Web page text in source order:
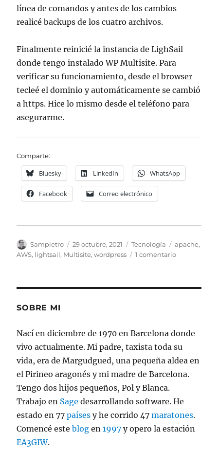
línea de comandos y antes de los cambios
realicé backups de los cuatro archivos.
Finalmente reinicié la instancia de LighSail
donde tengo instalado WP Multisite. Para
verificar su funcionamiento, desde el browser
tecleé el dominio y automáticamente se cambió
a https. Hice lo mismo desde el teléfono para
asegurarme.
Comparte:
Bluesky LinkedIn WhatsApp
Facebook Correo electrónico
Autor
Sampietro
Publicado
el
29 octubre, 2021 Categorías
Tecnología Etiquetas
apache,
AWS, lightsail, Multisite,wordpress 1 comentarioen
desde
AWS
LightSail
SOBRE MI
Nací en diciembre de 1970 en Barcelona donde
vivo actualmente. Mi padre, taxista toda su
vida, era de Margudgued, una pequeña aldea en
el Pirineo aragonés y mi madre de Barcelona.
Tengo dos hijos pequeños, Pol y Blanca.
Trabajo en Sage desarrollando software. He
estado en 77países y he corrido 47maratones.
Comencé esteblog en1997 y opero la estación
EA3GIW.